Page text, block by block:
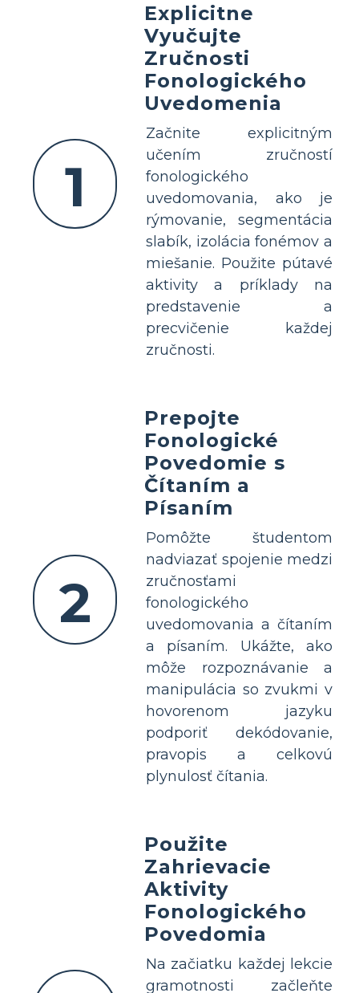
1
Explicitne
Vyučujte
Zručnosti
Fonologického
Uvedomenia
Začnite explicitným
učením zručností
fonologického
uvedomovania, ako je
rýmovanie, segmentácia
slabík, izolácia fonémov a
miešanie. Použite pútavé
aktivity a príklady na
predstavenie a
precvičenie každej
zručnosti.
2
Prepojte
Fonologické
Povedomie s
Čítaním a
Písaním
Pomôžte študentom
nadviazať spojenie medzi
zručnosťami
fonologického
uvedomovania a čítaním
a písaním. Ukážte, ako
môže rozpoznávanie a
manipulácia so zvukmi v
hovorenom jazyku
podporiť dekódovanie,
pravopis a celkovú
plynulosť čítania.
Použite
Zahrievacie
Aktivity
Fonologického
Povedomia
Na začiatku každej lekcie
gramotnosti začleňte